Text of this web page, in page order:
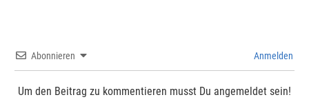
Abonnieren Anmelden
Um den Beitrag zu kommentieren musst Du angemeldet sein!